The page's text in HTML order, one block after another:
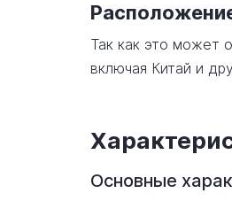
Так как это может
включая Китай и
Основные